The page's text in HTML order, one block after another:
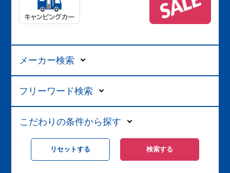
メーカー検索
フリーワード検索
こだわりの条件から探す